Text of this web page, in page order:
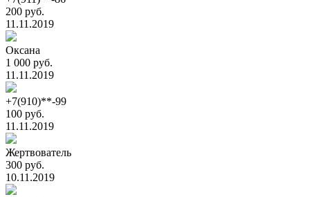
200 руб.
11.11.2019
Оксана
1 000 руб.
11.11.2019
+7(910)**-99
100 руб.
11.11.2019
Жертвователь
300 руб.
10.11.2019